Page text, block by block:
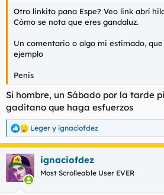
Otro linkito pana Espe? Veo link abrí
Cómo se nota que eres gandaluz.
Un comentario o algo mi estimado,
ejemplo
Penis
Si hombre, un Sábado por la tarde
gaditano que haga esfuerzos
R
e
a
c
c
i
Leger y ignaciofdez
ignaciofdez
Most Scrolleable User EVER